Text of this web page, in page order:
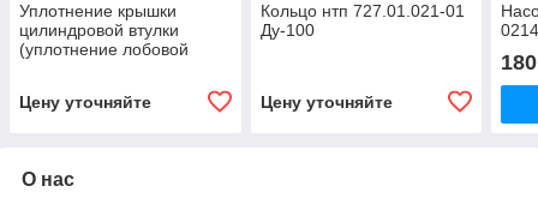
Уплотнение крышки
цилиндровой втулки
(уплотнение лобовой
02.021;
Цену уточняйте
Кольцо нтп 727.01.021-01
Ду-100
Цену уточняйте
О нас